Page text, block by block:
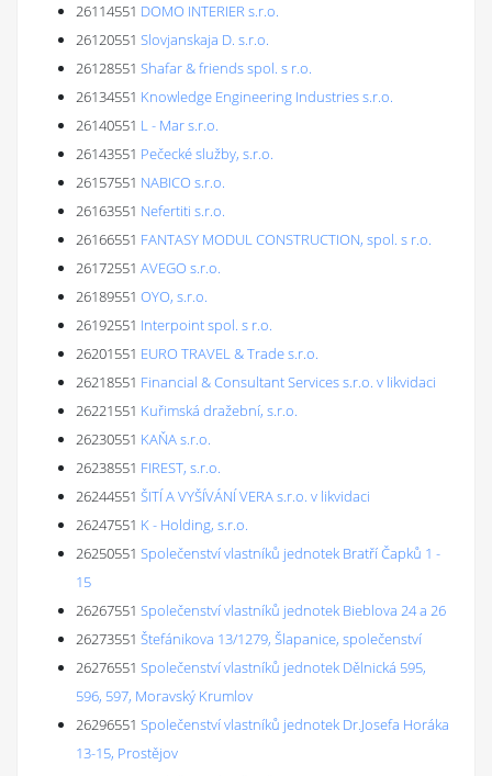
26114551 DOMO INTERIER s.r.o.
26120551 Slovjanskaja D. s.r.o.
26128551 Shafar & friends spol. s r.o.
26134551 Knowledge Engineering Industries s.r.o.
26140551 L - Mar s.r.o.
26143551 Pečecké služby, s.r.o.
26157551 NABICO s.r.o.
26163551 Nefertiti s.r.o.
26166551 FANTASY MODUL CONSTRUCTION, spol. s r.o.
26172551 AVEGO s.r.o.
26189551 OYO, s.r.o.
26192551 Interpoint spol. s r.o.
26201551 EURO TRAVEL & Trade s.r.o.
26218551 Financial & Consultant Services s.r.o. v likvidaci
26221551 Kuřimská dražební, s.r.o.
26230551 KAŇA s.r.o.
26238551 FIREST, s.r.o.
26244551 ŠITÍ A VYŠÍVÁNÍ VERA s.r.o. v likvidaci
26247551 K - Holding, s.r.o.
26250551 Společenství vlastníků jednotek Bratří Čapků 1 -
15
26267551 Společenství vlastníků jednotek Bieblova 24 a 26
26273551 Štefánikova 13/1279, Šlapanice, společenství
26276551 Společenství vlastníků jednotek Dělnická 595,
596, 597, Moravský Krumlov
26296551 Společenství vlastníků jednotek Dr.Josefa Horáka
13-15, Prostějov